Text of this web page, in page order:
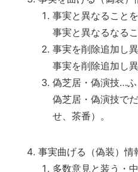
事実と異なること
事実と異なるなるこ
事実を削除追加し
事実を削除追加し
偽芝居・偽演技…
偽芝居・偽演技で
せ、茶番）。
事実曲げる（偽装）情
多数意見と装う・